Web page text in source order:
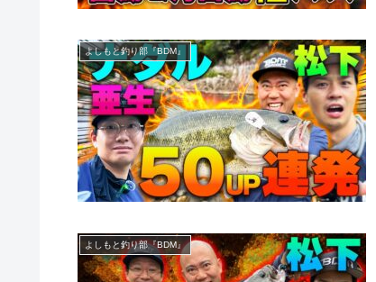
よしもと釣り部『BDM』
よしもと釣り部『BDM』